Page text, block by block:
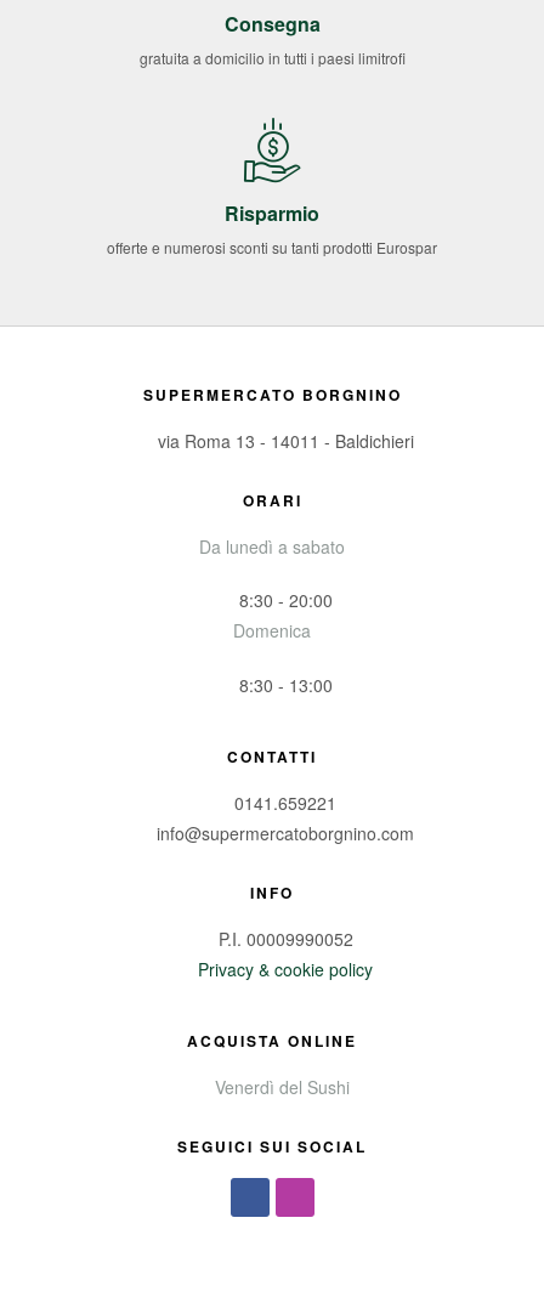
Consegna
gratuita a domicilio in tutti i paesi limitrofi
Risparmio
offerte e numerosi sconti su tanti prodotti Eurospar
SUPERMERCATO BORGNINO
via Roma 13 - 14011 - Baldichieri
ORARI
Da lunedì a sabato
8:30 - 20:00
Domenica
8:30 - 13:00
CONTATTI
0141.659221
info@supermercatoborgnino.com
INFO
P.I. 00009990052
Privacy & cookie policy
ACQUISTA ONLINE
Venerdì del Sushi
SEGUICI SUI SOCIAL